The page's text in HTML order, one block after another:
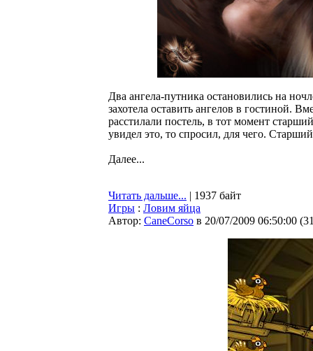
Два ангела-путника остановились на
захотела оставить ангелов в гостиной.
расстилали постель, в тот момент
увидел это, то спросил, для чего.
Далее...
Читать дальше... | 1937 байт
Игры : Ловим яйца
Автор: CaneCorso в 20/07/2009 06:50:00 (